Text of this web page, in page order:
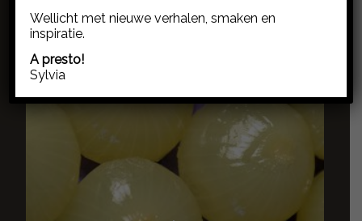
Wellicht met nieuwe verhalen, smaken en
inspiratie.
A presto!
Sylvia